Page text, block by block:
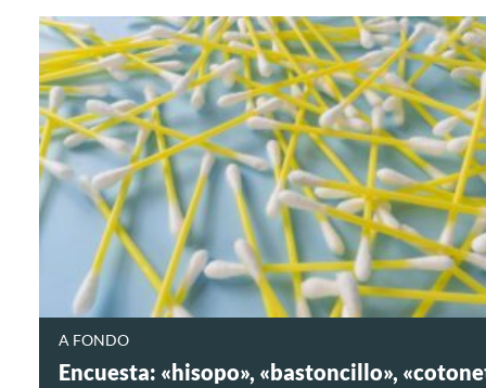
A FONDO
Encuesta: «hisopo», «bastoncillo»,